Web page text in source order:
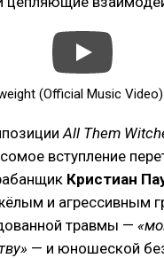
(Official Music Video)
All Them
вступление
Кристиан
и агрессивным
травмы —
— и юношеской